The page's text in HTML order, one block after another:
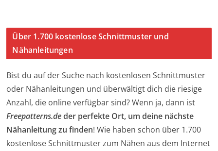
Über 1.700 kostenlose Schnittmuster und
Nähanleitungen
Bist du auf der Suche nach kostenlosen Schnittmuster
oder Nähanleitungen und überwältigt dich die riesige
Anzahl, die online verfügbar sind? Wenn ja, dann ist
Freepatterns.deder perfekte Ort, um deine nächste
Nähanleitung zu finden! Wie haben schon über 1.700
kostenlose Schnittmuster zum Nähen aus dem Internet